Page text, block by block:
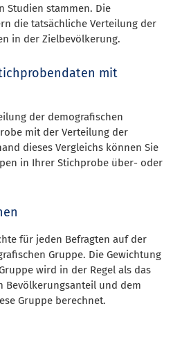
Studien stammen. Die
die tatsächliche Verteilung der
in der Zielbevölkerung.
mit
der demografischen
mit der Verteilung der
dieses Vergleichs können Sie
in Ihrer Stichprobe über- oder
für jeden Befragten auf der
Gruppe. Die Gewichtung
wird in der Regel als das
Bevölkerungsanteil und dem
Gruppe berechnet.